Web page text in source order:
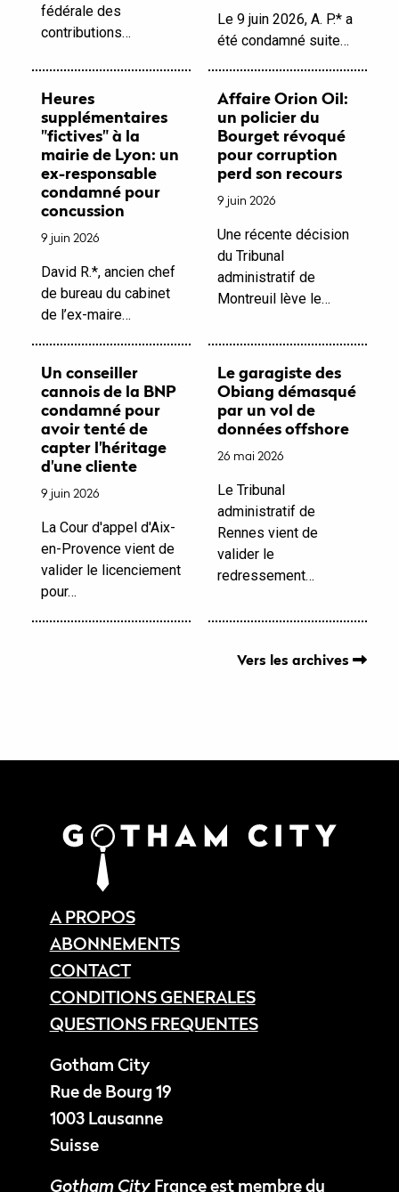
fédérale des
contributions…
Le 9 juin 2026, A. P.* a
été condamné suite…
Heures
supplémentaires
"fictives" à la
mairie de Lyon: un
ex-responsable
condamné pour
concussion
9 juin 2026
David R.*, ancien chef
de bureau du cabinet
de l’ex-maire…
Affaire Orion Oil:
un policier du
Bourget révoqué
pour corruption
perd son recours
9 juin 2026
Une récente décision
du Tribunal
administratif de
Montreuil lève le…
Un conseiller
cannois de la BNP
condamné pour
avoir tenté de
capter l'héritage
d'une cliente
9 juin 2026
La Cour d'appel d'Aix-
en-Provence vient de
valider le licenciement
pour…
Le garagiste des
Obiang démasqué
par un vol de
données offshore
26 mai 2026
Le Tribunal
administratif de
Rennes vient de
valider le
redressement…
Vers les archives
A PROPOS
ABONNEMENTS
CONTACT
CONDITIONS GENERALES
QUESTIONS FREQUENTES
Gotham City
Rue de Bourg 19
1003 Lausanne
Suisse
Gotham CityFrance est membre du